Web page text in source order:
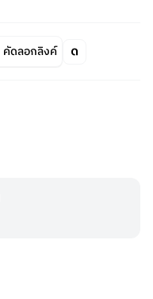
คัดลอกลิงค์